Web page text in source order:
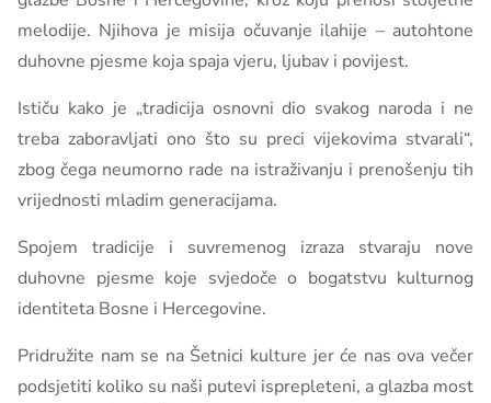
melodije. Njihova je misija očuvanje ilahije – autohtone
duhovne pjesme koja spaja vjeru, ljubav i povijest.
Ističu kako je „tradicija osnovni dio svakog naroda i ne
treba zaboravljati ono što su preci vijekovima stvarali“,
zbog čega neumorno rade na istraživanju i prenošenju tih
vrijednosti mladim generacijama.
Spojem tradicije i suvremenog izraza stvaraju nove
duhovne pjesme koje svjedoče o bogatstvu kulturnog
identiteta Bosne i Hercegovine.
Pridružite nam se na Šetnici kulture jer će nas ova večer
podsjetiti koliko su naši putevi isprepleteni, a glazba most